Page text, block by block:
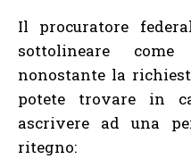
Il procuratore
sottolineare
nonostante la
potete trovare in
ascrivere ad una
ritegno: